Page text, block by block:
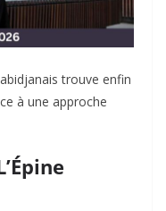
trouve enfin
à une approche